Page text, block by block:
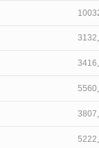
3132
3416
5560
3807
5222